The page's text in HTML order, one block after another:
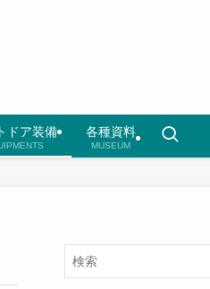
ドア装備 各種資料
MUSEUM